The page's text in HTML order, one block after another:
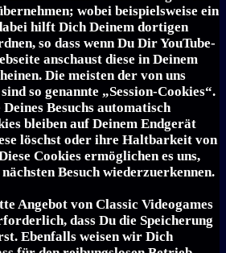
wobei beispielsweise ein
hilft Dich Deinem dortigen
so dass wenn Du Dir YouTube-
anschaust diese in Deinem
Die meisten der von uns
so genannte „Session-Cookies“.
Besuchs automatisch
bleiben auf Deinem Endgerät
löschst oder ihre Haltbarkeit von
Cookies ermöglichen es uns,
Besuch wiederzuerkennen.
Angebot von Classic Videogames
dass Du die Speicherung
Ebenfalls weisen wir Dich